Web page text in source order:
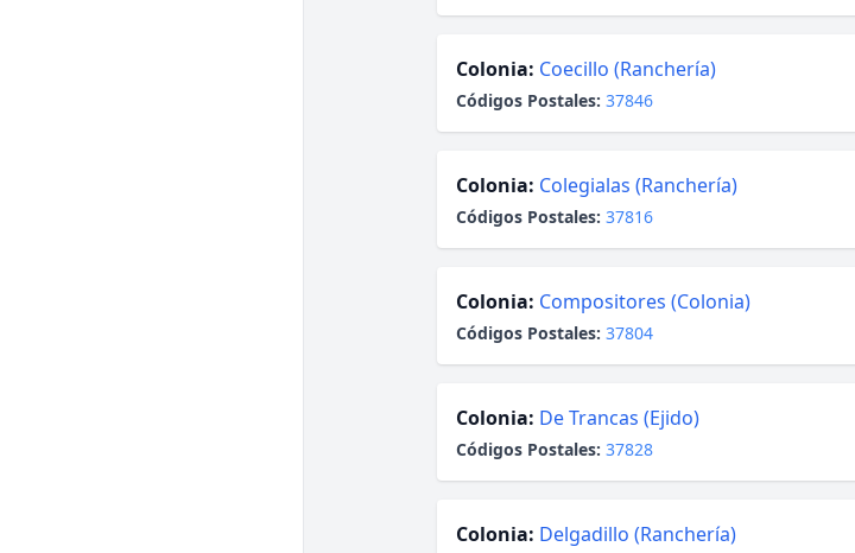
Colonia: Coecillo (Ranchería)
Códigos Postales: 37846
Colonia: Colegialas (Ranchería)
Códigos Postales: 37816
Colonia: Compositores (Colonia)
Códigos Postales: 37804
Colonia: De Trancas (Ejido)
Códigos Postales: 37828
Colonia: Delgadillo (Ranchería)